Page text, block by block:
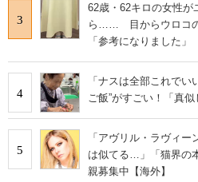
3
62歳・62キロの女性が
ら…… 目からウロコの
「参考になりました」
4
「ナスは全部これでい
ご飯”がすごい！「真
5
「アヴリル・ラヴィ
は似てる…」「猫界の
親募集中【海外】